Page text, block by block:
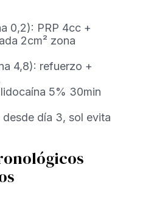
0,2): PRP 4cc +
2cm² zona
4,8): refuerzo +
5% 30min
día 3, sol evita